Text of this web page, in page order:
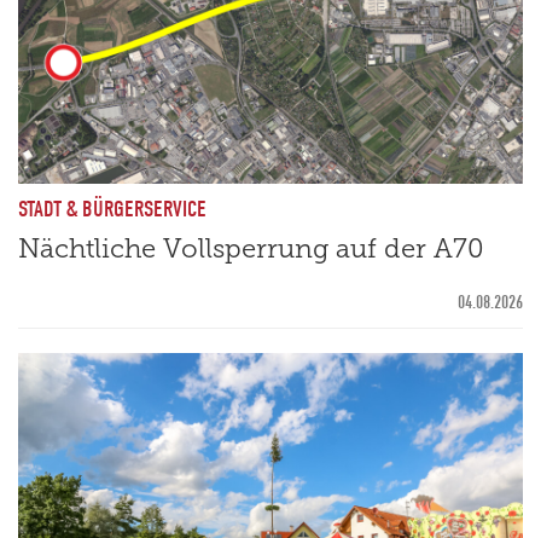
STADT & BÜRGERSERVICE
Nächtliche Vollsperrung auf der A70
04.08.2026